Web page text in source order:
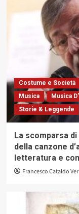
Costume e Società
Musica
Musica
Storie & Leggende
La scomparsa
della canzone
letteratura e
Francesco Cataldo